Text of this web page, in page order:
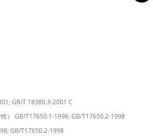
GB/T 18380.3-2001 C
） GB/T17650.1-1998; GB/T17650.2-1998
GB/T17650.2-1998